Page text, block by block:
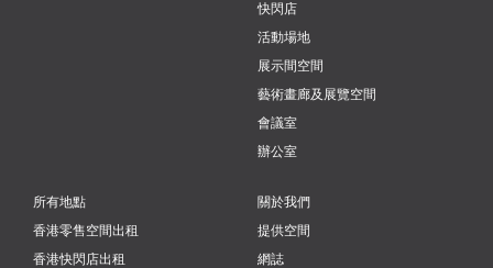
快閃店
活動場地
展示間空間
藝術畫廊及展覽空間
會議室
辦公室
所有地點
香港零售空間出租
香港快閃店出租
關於我們
提供空間
網誌